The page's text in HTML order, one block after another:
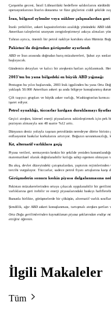
Çarşamba gecesi, İsrail Lübnan'daki hedeflere saldırılarını
operasyonlarının İran'ın donanma ve füze güçlerini ciddi şekilde
İran, bölgesel eylemler veya nükleer çalışmalardan geri
İranlı yetkililer, askeri kapasitelerinin azaldığı yönündeki ABD
Amerikan taleplerini uranyum zenginleştirmeyi askıya almaları
Tahran ayrıca, önemli bir petrol nakliye koridoru olan Hürmüz
Pakistan'da doğrudan görüşmeler ayarlandı
ABD ve İran arasında doğrudan barış müzakereleri, Şubat ayı
başlayacak.
Gündemin detayları ve kalıcı bir ateşkesin hatları açıklanmadı.
2003'ten bu yana bölgedeki en büyük ABD yığınağı
Pentagon bu yılın başlarında, 2003 Irak işgalinden bu yana Orta
yaklaşık 50.000 Amerikan askeri şu anda bölgeye konuşlanmış
Çift taşıyıcı grupları ve büyük asker varlığı, Washington'un
işaret ediyor.
Petrol oynaklığı, tüccarlar kırılgan duraklamayı
Geçici ateşkes, küresel enerji piyasalarını sakinleştirmek için pek
pozisyon almasıyla son 48 saatte %12 arttı.
Dünyanın deniz yoluyla taşınan petrolünün neredeyse dörtte
enflasyonist baskılar korkularını artırıyor. Boğazın
Kıt, alternatif varlıklara geçiş
Piyasa verileri, sermayenin keskin bir şekilde yeniden
matematiksel olarak doğrulanabilir kıtlığa sahip egemen olmayan
Bu akış, devlet düzeyindeki çatışmalardan, yaptırım
tercihi vurguluyor. Tüccarlar, sadece petrol fiyatı artışlarına
Görüşmelerin sonucu keskin piyasa dalgalanmasına
Pakistan müzakerelerinden ortaya çıkacak uygulanabilir bir
varlıklarına geri itebilir ve enerji piyasalarındaki baskıyı
Bununla birlikte, görüşmelerde bir çöküşün, alternatif varlık
Şimdilik, ağır ABD askeri konuşlanması, tartışmalı ateşkes
Orta Doğu gerilimlerinden kaynaklanan piyasa şoklarından endişe mi
ettiğini öğrenin.
İlgili Makaleler
Tüm